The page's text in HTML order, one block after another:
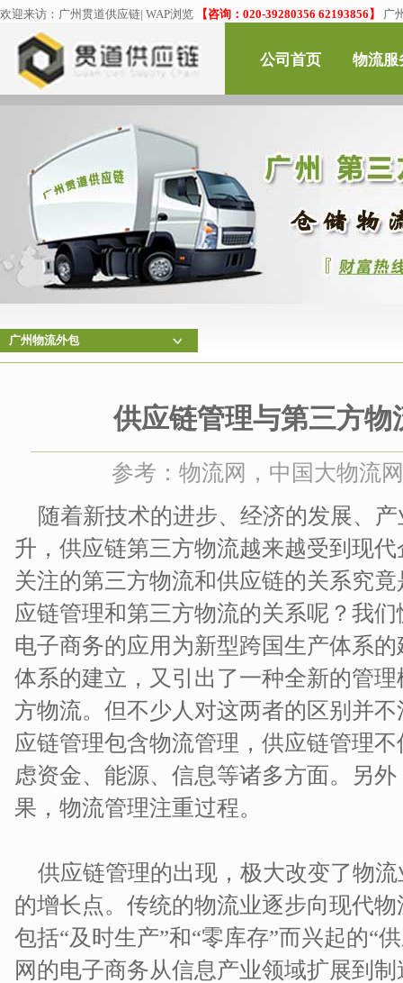
欢迎来访： 广州贯道供应链| WAP浏览 【咨询：020-39280356 62193856】 广
公司首页 物流服
广州物流外包
供应链管理与第三方物
参考：物流网，中国大物流
随着新技术的进步、经济的发展、
升，供应链第三方物流越来越受到现
关注的第三方物流和供应链的关系究
应链管理和第三方物流的关系呢？我
电子商务的应用为新型跨国生产体系
体系的建立，又引出了一种全新的管
方物流。但不少人对这两者的区别并
应链管理包含物流管理，供应链管理
虑资金、能源、信息等诸多方面。另
果，物流管理注重过程。
供应链管理的出现，极大改变了物
的增长点。传统的物流业逐步向现代
包括“及时生产”和“零库存”而兴起的“
网的电子商务从信息产业领域扩展到